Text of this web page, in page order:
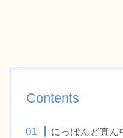
Contents
にっぽんど真ん